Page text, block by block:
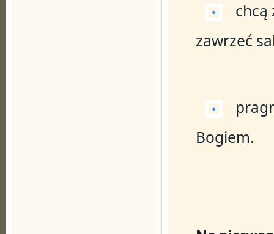
chcą
zawrzeć
Bogiem.